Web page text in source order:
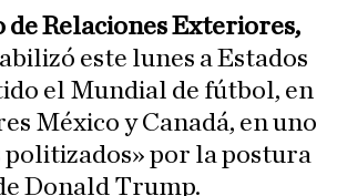
Relaciones Exteriores,
este lunes a Estados
el Mundial de fútbol, en
México y Canadá, en uno
politizados» por la postura
Donald Trump.